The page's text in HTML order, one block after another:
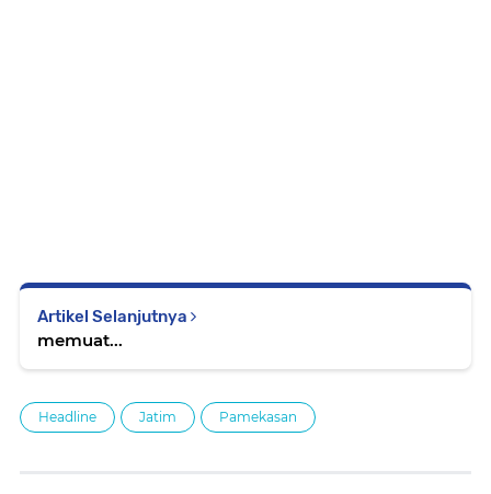
Artikel Selanjutnya
memuat...
Headline Jatim Pamekasan